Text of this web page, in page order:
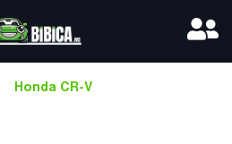
Honda CR-V